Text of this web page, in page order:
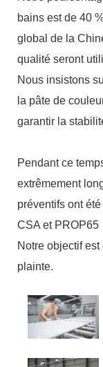
bains est de 40
global de la
qualité seront
Nous insistons
la pâte de
garantir la
Pendant ce
extrêmement
préventifs ont
CSA et PROP65
Notre objectif
plainte.